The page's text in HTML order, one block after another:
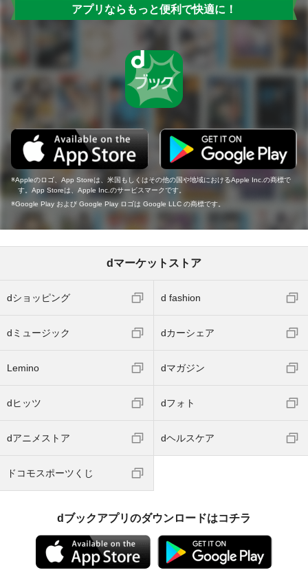
アプリならもっと便利で快適に！
Appleのロゴ、App Storeは、米国もしくはその他の国や地域におけるApple Inc.の商標で
す。App Storeは、Apple Inc.のサービスマークです。
Google Play および Google Play ロゴは Google LLC の商標です。
dマーケットストア
dショッピング d fashion
dミュージック dカーシェア
Lemino dマガジン
dヒッツ dフォト
dアニメストア dヘルスケア
ドコモスポーツくじ
dブックアプリのダウンロードはコチラ